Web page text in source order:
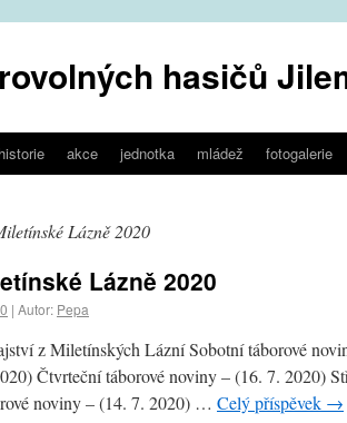
hasičů
historie akce jednotka mládež fotogalerie
Lázně 2020
Lázně 2020
| Autor: Pepa
z Miletínských Lázní Sobotní táborové
Čtvrteční táborové noviny – (16. 7. 2020)
noviny – (14. 7. 2020) … Celý příspěvek →